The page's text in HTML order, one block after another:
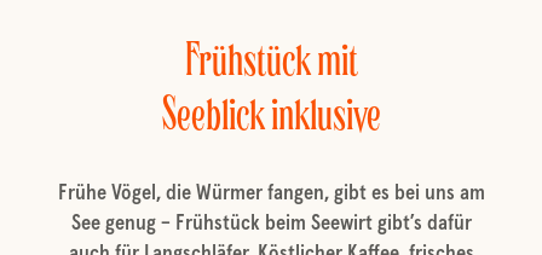
Frühstück mit
Seeblick inklusive
Frühe Vögel, die Würmer fangen, gibt es bei uns am
See genug – Frühstück beim Seewirt gibt’s dafür